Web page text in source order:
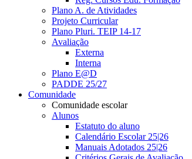
Plano A. de Atividades
Projeto Curricular
Plano Pluri. TEIP 14-17
Avaliação
Externa
Interna
Plano E@D
PADDE 25/27
Comunidade
Comunidade escolar
Alunos
Estatuto do aluno
Calendário Escolar 25|26
Manuais Adotados 25|26